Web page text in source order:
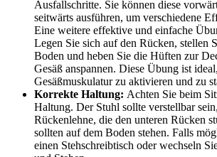
Ausfallschritte. Sie können diese
seitwärts ausführen, um verschiedene
Eine weitere effektive und einfache
Legen Sie sich auf den Rücken, stellen
Boden und heben Sie die Hüften zur
Gesäß anspannen. Diese Übung ist
Gesäßmuskulatur zu aktivieren und zu
Korrekte Haltung: Achten Sie beim
Haltung. Der Stuhl sollte verstellbar
Rückenlehne, die den unteren Rücken
sollten auf dem Boden stehen. Falls
einen Stehschreibtisch oder wechseln